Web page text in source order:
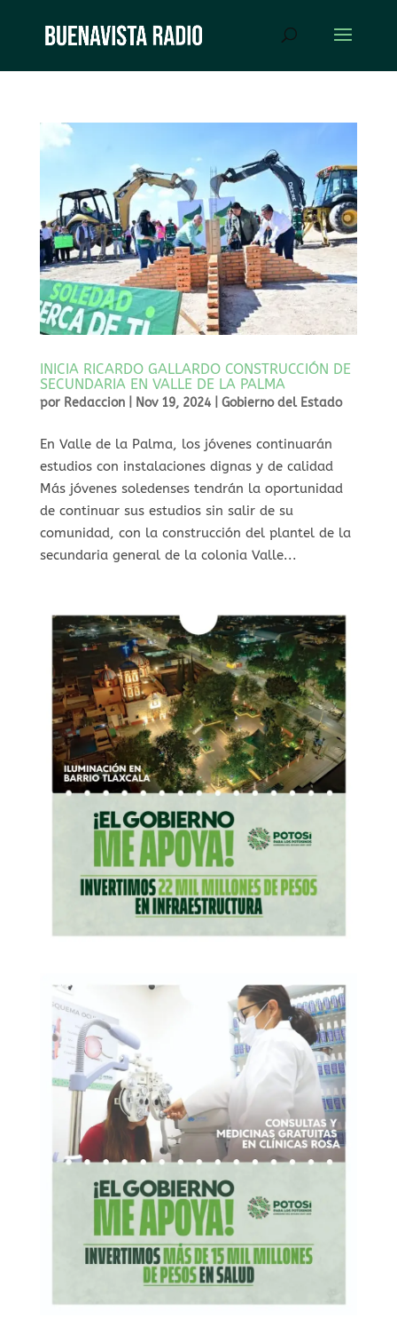
INICIA RICARDO GALLARDO CONSTRUCCIÓN DE
SECUNDARIA EN VALLE DE LA PALMA
por Redaccion| Nov 19, 2024| Gobierno del Estado
En Valle de la Palma, los jóvenes continuarán
estudios con instalaciones dignas y de calidad
Más jóvenes soledenses tendrán la oportunidad
de continuar sus estudios sin salir de su
comunidad, con la construcción del plantel de la
secundaria general de la colonia Valle...